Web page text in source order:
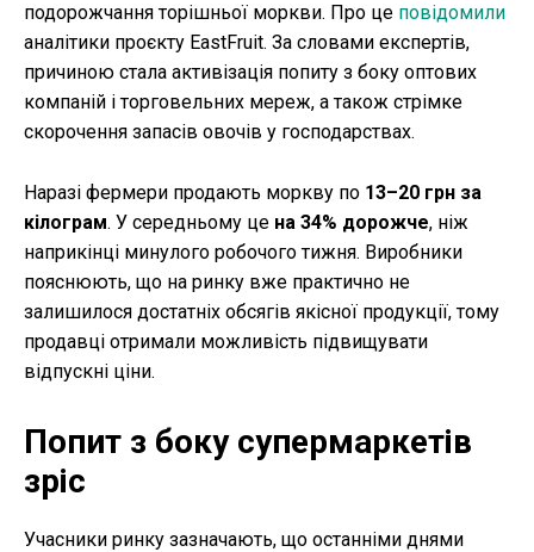
подорожчання торішньої моркви. Про це повідомили
аналітики проєкту EastFruit. За словами експертів,
причиною стала активізація попиту з боку оптових
компаній і торговельних мереж, а також стрімке
скорочення запасів овочів у господарствах.
Наразі фермери продають моркву по 13–20 грн за
кілограм. У середньому це на 34% дорожче, ніж
наприкінці минулого робочого тижня. Виробники
пояснюють, що на ринку вже практично не
залишилося достатніх обсягів якісної продукції, тому
продавці отримали можливість підвищувати
відпускні ціни.
Попит з боку супермаркетів
зріс
Учасники ринку зазначають, що останніми днями